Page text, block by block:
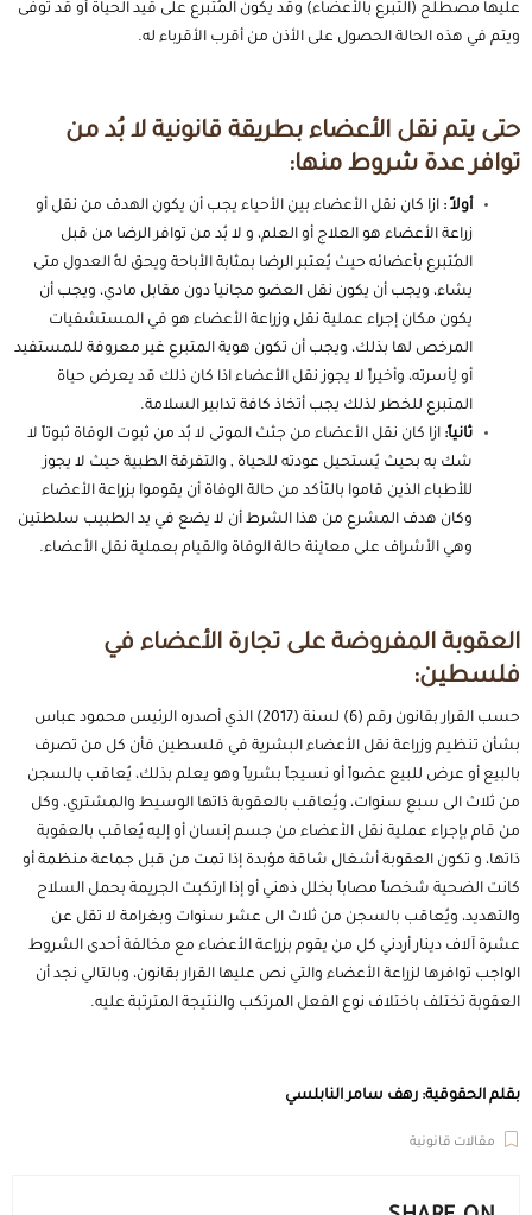
عليها مصطلح (التبرع بالأعضاء) وقد يكون المُتبرع على قيد الحياة أو قد توفى
ويتم في هذه الحالة الحصول على الأذن من أقرب الأقرباء له.
حتى يتم نقل الأعضاء بطريقة قانونية لا بُد من
توافر عدة شروط منها:
أولاً : ازا كان نقل الأعضاء بين الأحياء يجب أن يكون الهدف من نقل أو
زراعة الأعضاء هو العلاج أو العلم، و لا بُد من توافر الرضا من قبل
المُتبرع بأعضائه حيث يُعتبر الرضا بمثابة الأباحة ويحق لهُ العدول متى
يشاء، ويجب أن يكون نقل العضو مجانياً دون مقابل مادي، ويجب أن
يكون مكان إجراء عملية نقل وزراعة الأعضاء هو في المستشفيات
المرخص لها بذلك، ويجب أن تكون هوية المتبرع غير معروفة للمستفيد
أو لِأسرته، وأخيراً لا يجوز نقل الأعضاء اذا كان ذلك قد يعرض حياة
المتبرع للخطر لذلك يجب أتخاذ كافة تدابير السلامة.
ثانياً: ازا كان نقل الأعضاء من جثث الموتى لا بُد من ثبوت الوفاة ثبوتاً لا
شك به بحيث يُستحيل عودته للحياة , والتفرقة الطبية حيث لا يجوز
للأطباء الذين قاموا بالتأكد من حالة الوفاة أن يقوموا بزراعة الأعضاء
وكان هدف المشرع من هذا الشرط أن لا يضع في يد الطبيب سلطتين
وهي الأشراف على معاينة حالة الوفاة والقيام بعملية نقل الأعضاء.
العقوبة المفروضة على تجارة الأعضاء في
فلسطين:
حسب القرار بقانون رقم (6) لسنة (2017) الذي أصدره الرئيس محمود عباس
بشأن تنظيم وزراعة نقل الأعضاء البشرية في فلسطين فأن كل من تصرف
بالبيع أو عرض للبيع عضواً أو نسيجاً بشرياً وهو يعلم بذلك، يُعاقب بالسجن
من ثلاث الى سبع سنوات، ويُعاقب بالعقوبة ذاتها الوسيط والمشتري، وكل
من قام بإجراء عملية نقل الأعضاء من جسم إنسان أو إليه يُعاقب بالعقوبة
ذاتها، و تكون العقوبة أشغال شاقة مؤبدة إذا تمت من قبل جماعة منظمة أو
كانت الضحية شخصاً مصاباً بخلل ذهني أو إذا ارتكبت الجريمة بحمل السلاح
والتهديد، ويُعاقب بالسجن من ثلاث الى عشر سنوات وبغرامة لا تقل عن
عشرة آلاف دينار أردني كل من يقوم بزراعة الأعضاء مع مخالفة أحدى الشروط
الواجب توافرها لزراعة الأعضاء والتي نص عليها القرار بقانون، وبالتالي نجد أن
العقوبة تختلف باختلاف نوع الفعل المرتكب والنتيجة المترتبة عليه.
بقلم الحقوقية: رهف سامر النابلسي
مقالات قانونية